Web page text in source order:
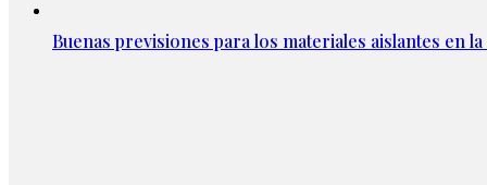
Buenas previsiones para los materiales aislantes en